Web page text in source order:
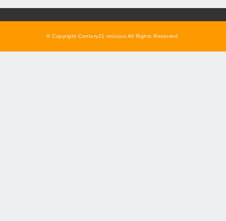
© Copyright Century21 reicious All Rights Reserved.